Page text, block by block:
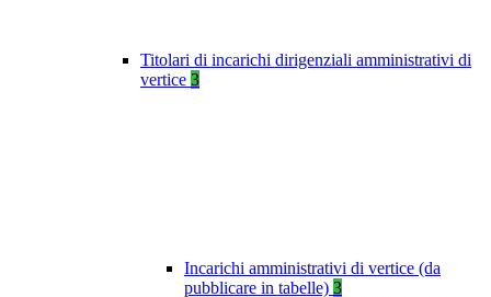
Titolari di incarichi dirigenziali amministrativi di
vertice 3
Incarichi amministrativi di vertice (da
pubblicare in tabelle) 3